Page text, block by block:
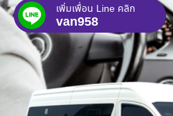
เพิ่มเพื่อน Line คลิก
van958